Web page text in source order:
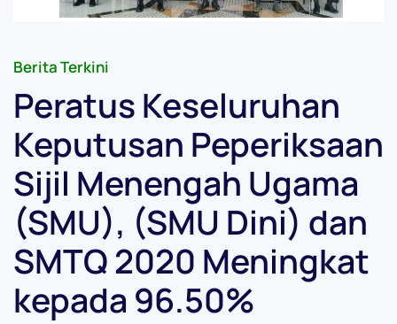
Berita Terkini
Peratus Keseluruhan
Keputusan Peperiksaan
Sijil Menengah Ugama
(SMU), (SMU Dini) dan
SMTQ 2020 Meningkat
kepada 96.50%